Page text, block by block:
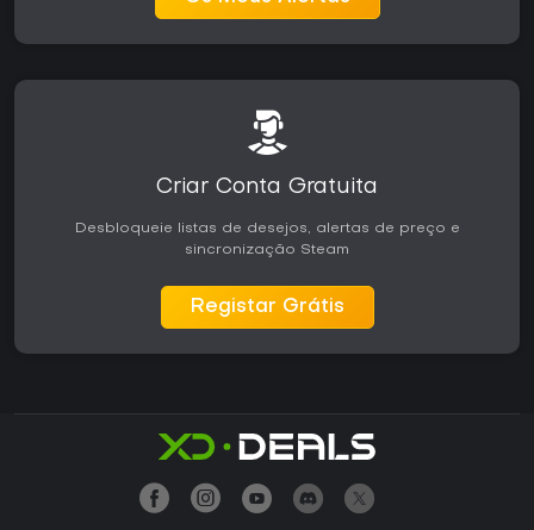
Criar Conta Gratuita
Desbloqueie listas de desejos, alertas de preço e
sincronização Steam
Registar Grátis